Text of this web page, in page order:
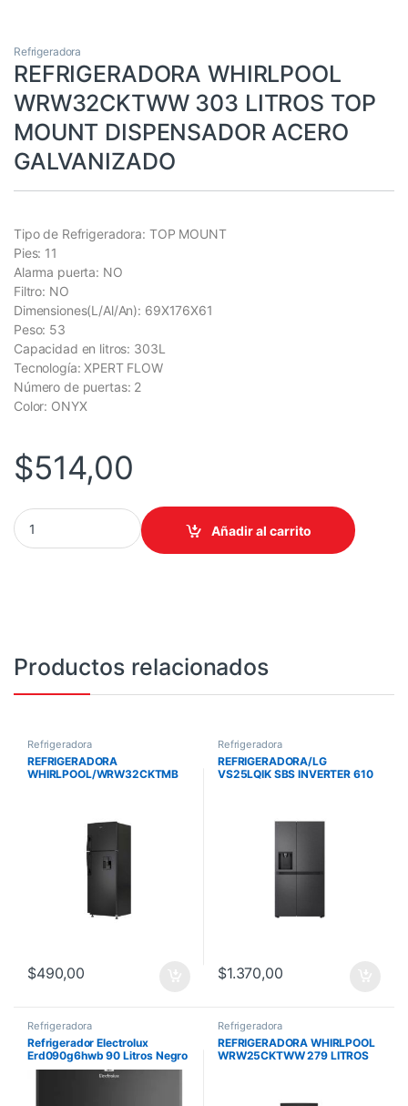
Refrigeradora
REFRIGERADORA WHIRLPOOL
WRW32CKTWW 303 LITROS TOP
MOUNT DISPENSADOR ACERO
GALVANIZADO
Tipo de Refrigeradora: TOP MOUNT
Pies: 11
Alarma puerta: NO
Filtro: NO
Dimensiones(L/Al/An): 69X176X61
Peso: 53
Capacidad en litros: 303L
Tecnología: XPERT FLOW
Número de puertas: 2
Color: ONYX
$514,00
REFRIGERADORA WHIRLPOOL WRW32CKTWW 303 LITROS
Añadir al carrito
Productos relacionados
Refrigeradora
REFRIGERADORA
WHIRLPOOL/WRW32CKTMB
$490,00
Refrigeradora
REFRIGERADORA/LG
VS25LQIK SBS INVERTER 610
$1.370,00
Refrigeradora
Refrigerador Electrolux
Erd090g6hwb 90 Litros Negro
Refrigeradora
REFRIGERADORA WHIRLPOOL
WRW25CKTWW 279 LITROS